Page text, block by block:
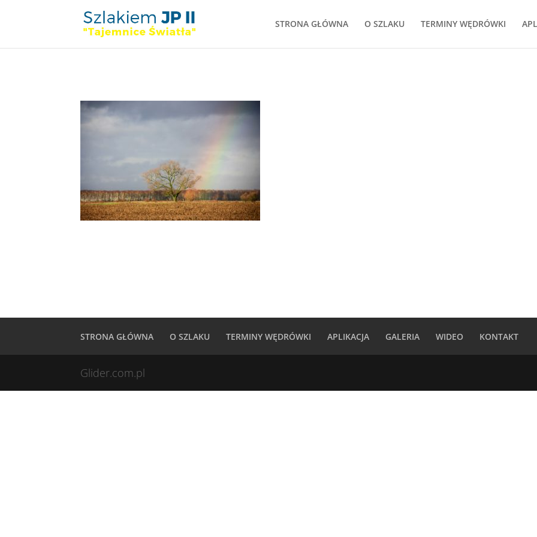
STRONA GŁÓWNA O SZLAKU TERMINY WĘDRÓWKI
STRONA GŁÓWNA O SZLAKU TERMINY WĘDRÓWKI APLIKACJA GALERIA WIDEO KONTAKT
Glider.com.pl